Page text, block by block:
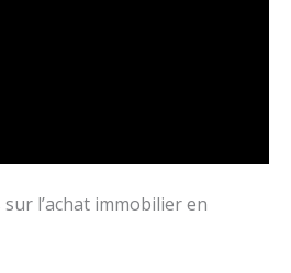
l’achat immobilier en